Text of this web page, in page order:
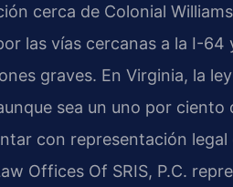
cerca de Colonial
las vías cercanas a la I-
graves. En Virginia, la
sea un uno por
con representación
Offices Of SRIS, P.C.